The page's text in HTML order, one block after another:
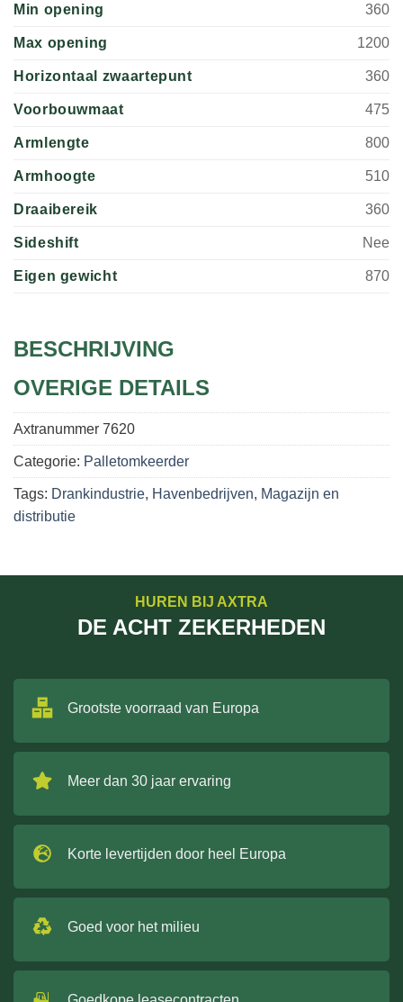
Min opening 360
Max opening 1200
Horizontaal zwaartepunt 360
Voorbouwmaat 475
Armlengte 800
Armhoogte 510
Draaibereik 360
Sideshift Nee
Eigen gewicht 870
BESCHRIJVING
OVERIGE DETAILS
Axtranummer 7620
Categorie: Palletomkeerder
Tags: Drankindustrie, Havenbedrijven, Magazijn en
distributie
HUREN BIJ AXTRA
DE ACHT ZEKERHEDEN
Grootste voorraad van Europa
Meer dan 30 jaar ervaring
Korte levertijden door heel Europa
Goed voor het milieu